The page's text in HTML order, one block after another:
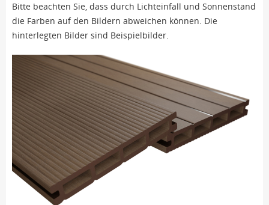
Bitte beachten Sie, dass durch Lichteinfall und Sonnenstand
die Farben auf den Bildern abweichen können. Die
hinterlegten Bilder sind Beispielbilder.